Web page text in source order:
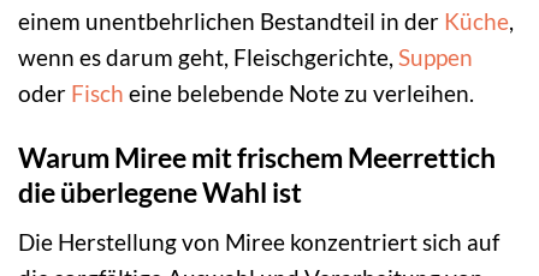
einem unentbehrlichen Bestandteil in der Küche
wenn es darum geht, Fleischgerichte, Suppen
oder Fisch eine belebende Note zu verleihen.
Warum Miree mit frischem Meerrettich
die überlegene Wahl ist
Die Herstellung von Miree konzentriert sich auf